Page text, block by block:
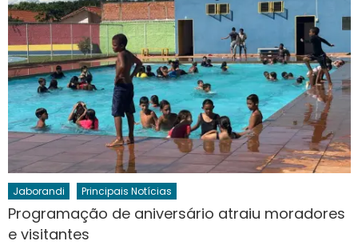
Jaborandi Principais Notícias
Programação de aniversário atraiu moradores
e visitantes